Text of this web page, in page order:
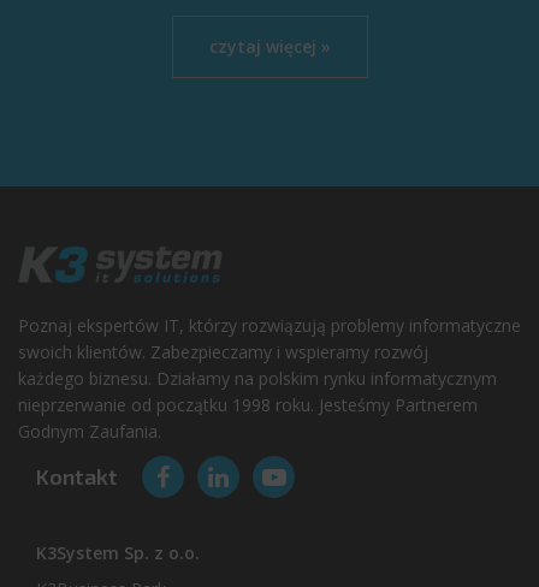
czytaj więcej »
Poznaj ekspertów IT, którzy rozwiązują problemy informatyczne
swoich klientów. Zabezpieczamy i wspieramy rozwój
każdego biznesu. Działamy na polskim rynku informatycznym
nieprzerwanie od początku 1998 roku. Jesteśmy Partnerem
Godnym Zaufania.
Kontakt
K3System Sp. z o.o.